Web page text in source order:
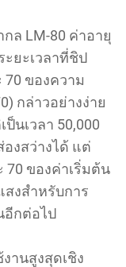
ล LM-80 ค่าอายุ
ะยะเวลาที่ชิป
70 ของความ
กล่าวอย่างง่าย
นเวลา 50,000
งสว่างได้ แต่
70 ของค่าเริ่มต้น
งสำหรับการ
อีกต่อไป
านสูงสุดเชิง